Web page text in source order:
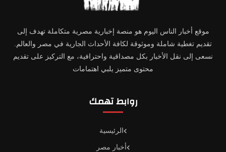
موقع أخبار الناس اليوم هو منصة إخبارية مصرية متكاملة تهدف إلى
تقديم تغطية شاملة وموثوقة لكافة الأحداث الجارية في مصر والعالم.
نسعى إلى نقل الأخبار بكل مصداقية واحترافية، مع التركيز على تقديم
محتوى متميز يلبي اهتمامات
روابط تهمك
الرئيسية
أخبار مصر